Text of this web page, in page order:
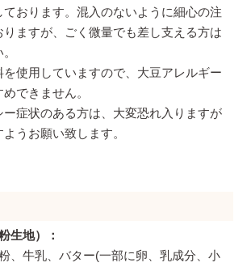
ております。混入のないように細心の注
ますが、ごく微量でも差し支える方は
使用していますので、大豆アレルギー
できません。
症状のある方は、大変恐れ入りますが
うお願い致します。
生地）
、牛乳、バター(一部に卵、乳成分、小